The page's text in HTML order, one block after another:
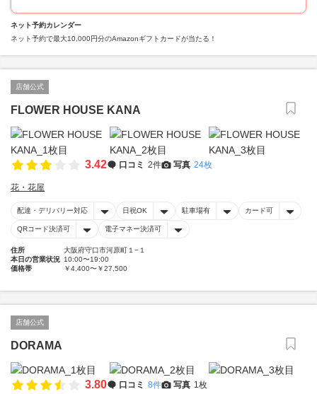
ネット予約カレンダー
ネット予約で最大10,000円分のAmazonギフトカードが当たる！
店舗公式
FLOWER HOUSE KANA
3.42 口コミ 2件 写真 24枚
花・花屋
配達・デリバリー対応 日祝OK 駐車場有 カード可
QRコード決済可 電子マネー決済可
住所
大阪府守口市河原町１−１
本日の営業状況 10:00〜19:00
価格帯
￥4,400〜￥27,500
店舗公式
DORAMA
3.80 口コミ 8件 写真 1枚